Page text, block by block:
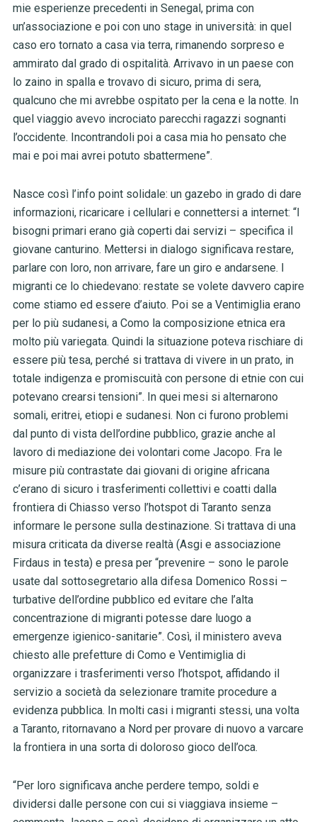
mie esperienze precedenti in Senegal, prima con
un’associazione e poi con uno stage in università: in quel
caso ero tornato a casa via terra, rimanendo sorpreso e
ammirato dal grado di ospitalità. Arrivavo in un paese con
lo zaino in spalla e trovavo di sicuro, prima di sera,
qualcuno che mi avrebbe ospitato per la cena e la notte. In
quel viaggio avevo incrociato parecchi ragazzi sognanti
l’occidente. Incontrandoli poi a casa mia ho pensato che
mai e poi mai avrei potuto sbattermene”.
Nasce così l’info point solidale: un gazebo in grado di dare
informazioni, ricaricare i cellulari e connettersi a internet: “I
bisogni primari erano già coperti dai servizi – specifica il
giovane canturino. Mettersi in dialogo significava restare,
parlare con loro, non arrivare, fare un giro e andarsene. I
migranti ce lo chiedevano: restate se volete davvero capire
come stiamo ed essere d’aiuto. Poi se a Ventimiglia erano
per lo più sudanesi, a Como la composizione etnica era
molto più variegata. Quindi la situazione poteva rischiare di
essere più tesa, perché si trattava di vivere in un prato, in
totale indigenza e promiscuità con persone di etnie con cui
potevano crearsi tensioni”. In quei mesi si alternarono
somali, eritrei, etiopi e sudanesi. Non ci furono problemi
dal punto di vista dell’ordine pubblico, grazie anche al
lavoro di mediazione dei volontari come Jacopo. Fra le
misure più contrastate dai giovani di origine africana
c’erano di sicuro i trasferimenti collettivi e coatti dalla
frontiera di Chiasso verso l’hotspot di Taranto senza
informare le persone sulla destinazione. Si trattava di una
misura criticata da diverse realtà (Asgi e associazione
Firdaus in testa) e presa per “prevenire – sono le parole
usate dal sottosegretario alla difesa Domenico Rossi –
turbative dell’ordine pubblico ed evitare che l’alta
concentrazione di migranti potesse dare luogo a
emergenze igienico-sanitarie”. Così, il ministero aveva
chiesto alle prefetture di Como e Ventimiglia di
organizzare i trasferimenti verso l’hotspot, affidando il
servizio a società da selezionare tramite procedure a
evidenza pubblica. In molti casi i migranti stessi, una volta
a Taranto, ritornavano a Nord per provare di nuovo a varcare
la frontiera in una sorta di doloroso gioco dell’oca.
“Per loro significava anche perdere tempo, soldi e
dividersi dalle persone con cui si viaggiava insieme –